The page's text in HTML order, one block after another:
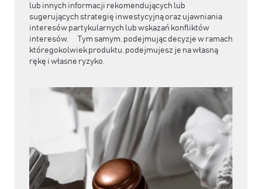
lub innych informacji rekomendujących lub
sugerujących strategię inwestycyjną oraz ujawniania
interesów partykularnych lub wskazań konfliktów
interesów. Tym samym, podejmując decyzje w ramach
któregokolwiek produktu, podejmujesz je na własną
rękę i własne ryzyko.